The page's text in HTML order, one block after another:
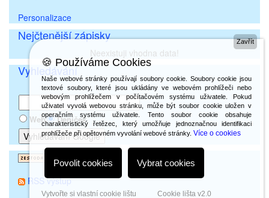
Personalizace
Nejčtenější zápisky
Neexistuji vhodna data!
Vyhledávání
Web Deníček
RSS výstup
Zavřít
🍪 Používáme Cookies
Naše webové stránky používají soubory cookie. Soubory cookie jsou
textové soubory, které jsou ukládány ve webovém prohlížeči nebo
webovým prohlížečem v počítačovém systému uživatele. Pokud
uživatel vyvolá webovou stránku, může být soubor cookie uložen v
operačním systému uživatele. Tento soubor cookie obsahuje
charakteristický řetězec, který umožňuje jednoznačnou identifikaci
prohlížeče při opětovném vyvolání webové stránky.Více o cookies
Povolit cookies Vybrat cookies
Vytvořte si vlastní cookie lištu Cookie lišta v2.0